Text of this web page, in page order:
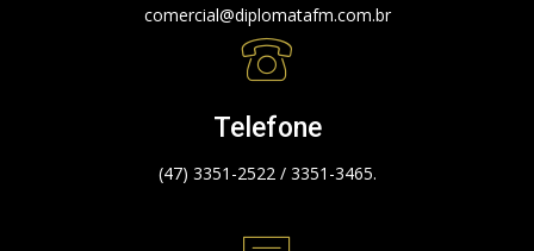
comercial@diplomatafm.com.br
Telefone
(47) 3351-2522 / 3351-3465.